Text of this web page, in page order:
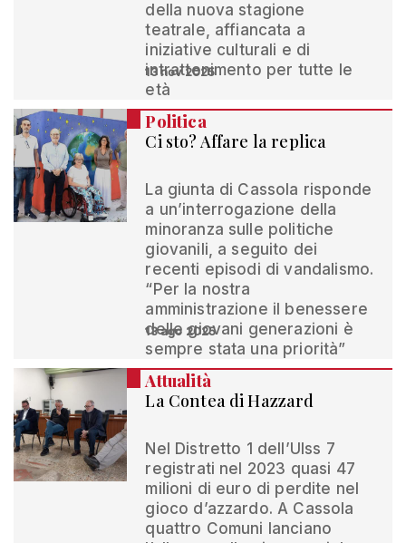
della nuova stagione
teatrale, affiancata a
iniziative culturali e di
intrattenimento per tutte le
età
13 nov 2025
Politica
Ci sto? Affare la replica
La giunta di Cassola risponde
a un’interrogazione della
minoranza sulle politiche
giovanili, a seguito dei
recenti episodi di vandalismo.
“Per la nostra
amministrazione il benessere
delle giovani generazioni è
sempre stata una priorità”
13 ago 2025
Attualità
La Contea di Hazzard
Nel Distretto 1 dell’Ulss 7
registrati nel 2023 quasi 47
milioni di euro di perdite nel
gioco d’azzardo. A Cassola
quattro Comuni lanciano